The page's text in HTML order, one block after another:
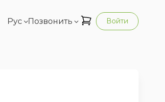
Рус Позвонить Войти